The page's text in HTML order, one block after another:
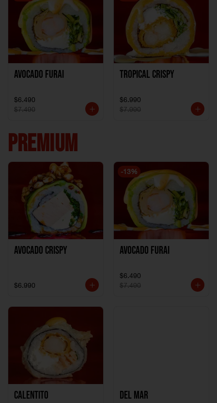
Avocado Furai
$6.490
$7.490
Tropical crispy
$6.990
$7.990
PREMIUM
Avocado Crispy
$6.990
-13%
Avocado Furai
$6.490
$7.490
Calentito Del Mar